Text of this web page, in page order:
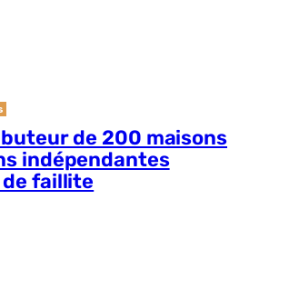
de 200 maisons
indépendantes
faillite